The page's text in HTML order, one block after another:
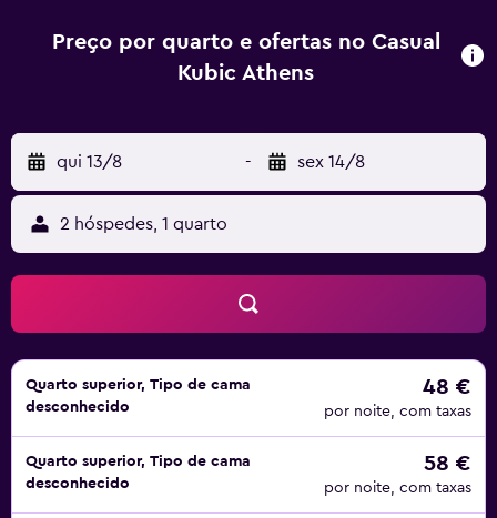
Preço por quarto e ofertas no Casual
Kubic Athens
qui 13/8 - sex 14/8
2 hóspedes, 1 quarto
Quarto superior, Tipo de cama
desconhecido
48 €
por noite, com taxas
Quarto superior, Tipo de cama
desconhecido
58 €
por noite, com taxas